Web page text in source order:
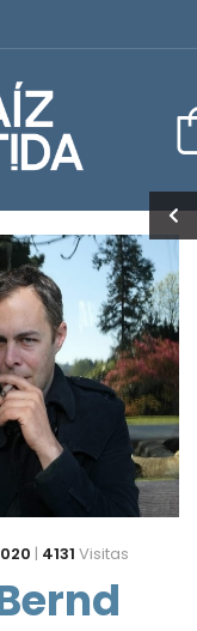
| 4131 Visitas